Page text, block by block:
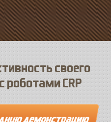
своего
роботами CRP